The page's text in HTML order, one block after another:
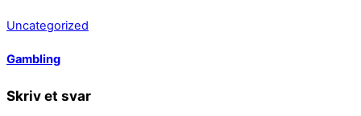
Uncategorized
Gambling
Skriv et svar